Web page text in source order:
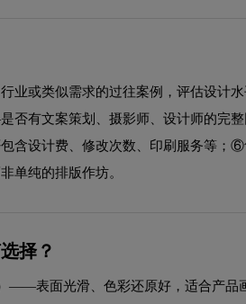
业或类似需求的过往案例，评估设计
有文案策划、摄影师、设计师的完
含设计费、修改次数、印刷服务等；
单纯的排版作坊。
择？
——表面光滑、色彩还原好，适合产品